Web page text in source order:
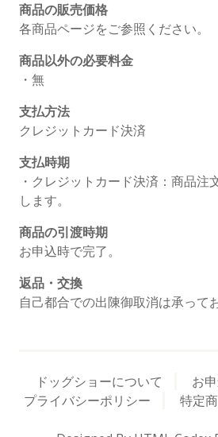
商品の販売価格
各商品ページをご参照ください。
商品以外の必要料金
・無
支払方法
クレジットカード決済
支払時期
・クレジットカード決済：商品注
します。
商品の引渡時期
お申込時で完了。
返品・交換
自己都合での出陳御取消は承って
ドッグショーについて
お
プライバシーポリシー
特定